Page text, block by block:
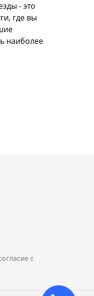
- это
где вы
наиболее
с